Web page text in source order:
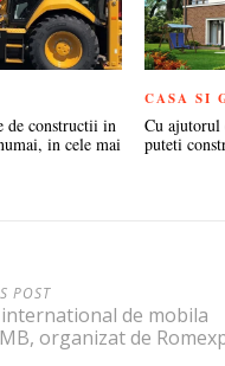
de constructii in
in cele mai
CASA SI
Cu ajutorul
puteti
POST
de mobila
organizat de